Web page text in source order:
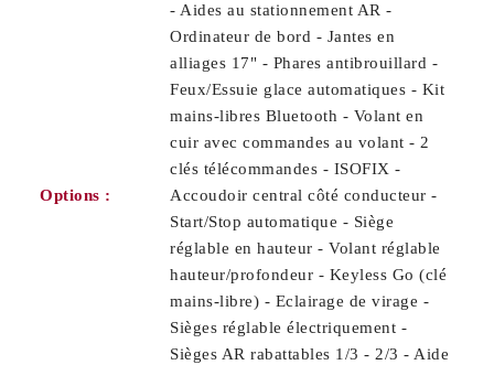
Options :
- Aides au stationnement AR -
Ordinateur de bord - Jantes en
alliages 17" - Phares antibrouillard -
Feux/Essuie glace automatiques - Kit
mains-libres Bluetooth - Volant en
cuir avec commandes au volant - 2
clés télécommandes - ISOFIX -
Accoudoir central côté conducteur -
Start/Stop automatique - Siège
réglable en hauteur - Volant réglable
hauteur/profondeur - Keyless Go (clé
mains-libre) - Eclairage de virage -
Sièges réglable électriquement -
Sièges AR rabattables 1/3 - 2/3 - Aide